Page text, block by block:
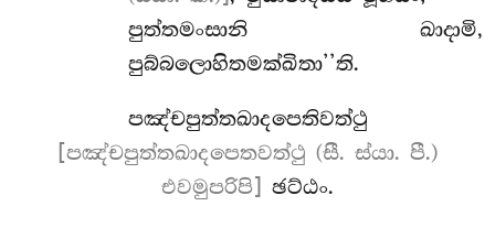
පුත්තමංසානි ඛාදාමි,
පුබ්බලොහිතමක්ඛිතා’’ති.
පඤ්චපුත්තඛාදපෙතිවත්ථු
[පඤ්චපුත්තඛාදපෙතවත්ථු (සී. ස්යා. පී.)
එවමුපරිපි]
ඡට්ඨං.